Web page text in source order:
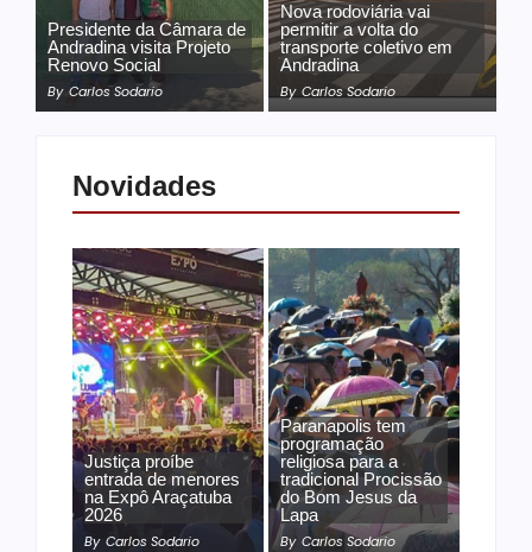
Presidente da Câmara de
Andradina visita Projeto
Renovo Social
By Carlos Sodario
Nova rodoviária vai
permitir a volta do
transporte coletivo em
Andradina
By Carlos Sodario
Novidades
Justiça proíbe
entrada de menores
na Expô Araçatuba
2026
By Carlos Sodario
Paranapolis tem
programação
religiosa para a
tradicional Procissão
do Bom Jesus da
Lapa
By Carlos Sodario